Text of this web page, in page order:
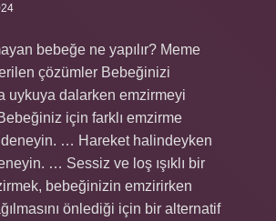
bebeğe ne yapılır? Meme
çözümler Bebeğinizi
uykuya dalarken emzirmeyi
için farklı emzirme
deneyin. … Hareket halindeyken
… Sessiz ve loş ışıklı bir
bebeğinizin emzirirken
önlediği için bir alternatif